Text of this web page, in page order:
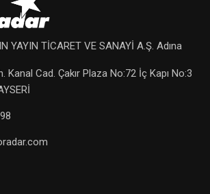
YAYIN TİCARET VE SANAYİ A.Ş. Adına
Kanal Cad. Çakır Plaza No:72 İç Kapı No:3